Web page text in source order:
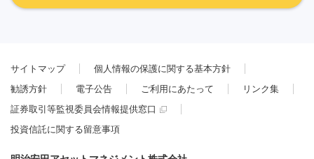
サイトマップ
個人情報の保護に関する基本方針
勧誘方針
電子公告 ご利用にあたって
リンク集
証券取引等監視委員会情報提供窓口
投資信託に関する留意事項